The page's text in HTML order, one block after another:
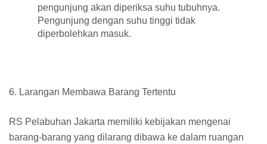
pengunjung akan diperiksa suhu tubuhnya.
Pengunjung dengan suhu tinggi tidak
diperbolehkan masuk.
6. Larangan Membawa Barang Tertentu
RS Pelabuhan Jakarta memiliki kebijakan mengenai
barang-barang yang dilarang dibawa ke dalam ruangan